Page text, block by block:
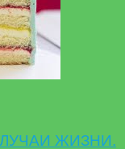
ЖИЗНИ.